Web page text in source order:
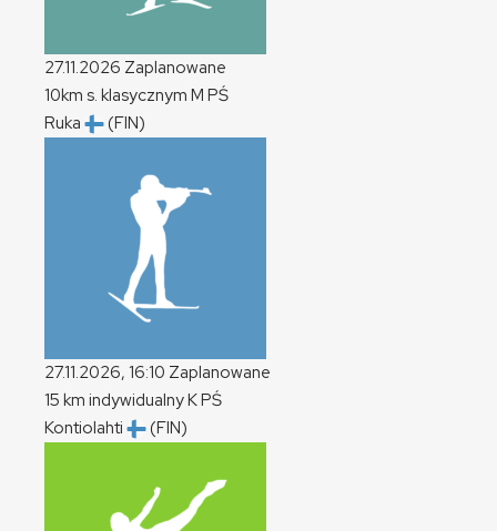
27.11.2026 Zaplanowane
10km s. klasycznym M PŚ
Ruka
(FIN)
27.11.2026, 16:10 Zaplanowane
15 km indywidualnyKPŚ
Kontiolahti
(FIN)